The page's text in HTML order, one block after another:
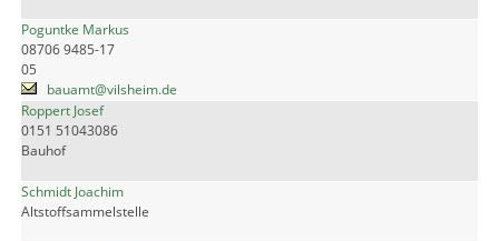
Poguntke Markus
08706 9485-17
05
bauamt@vilsheim.de
Roppert Josef
0151 51043086
Bauhof
Schmidt Joachim
Altstoffsammelstelle